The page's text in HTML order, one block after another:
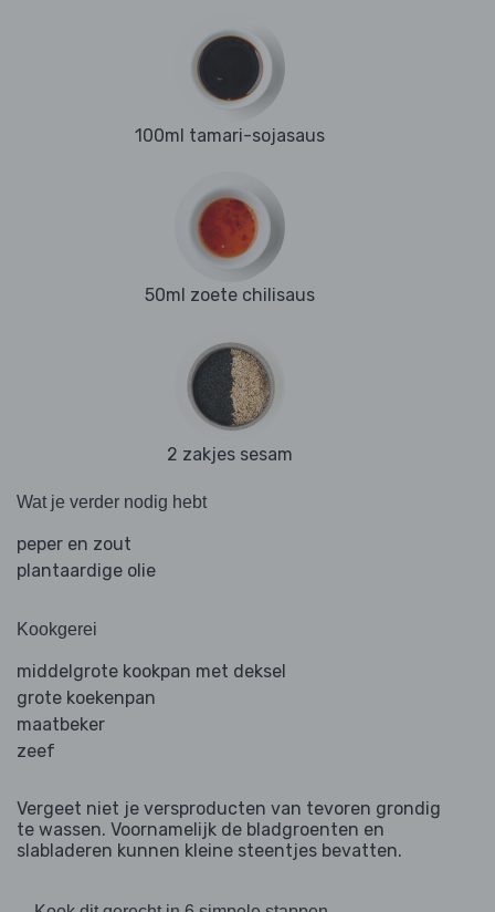
100ml tamari-sojasaus
50ml zoete chilisaus
2 zakjes sesam
Wat je verder nodig hebt
peper en zout
plantaardige olie
Kookgerei
middelgrote kookpan met deksel
grote koekenpan
maatbeker
zeef
Vergeet niet je versproducten van tevoren grondig
te wassen. Voornamelijk de bladgroenten en
slabladeren kunnen kleine steentjes bevatten.